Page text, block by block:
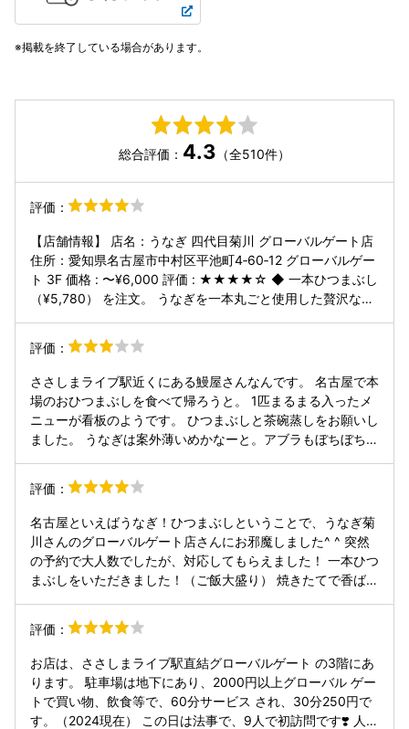
掲載を終了している場合があります。
総合評価： 4.3 （全510件）
評価：
【店舗情報】 店名：うなぎ 四代目菊川 グローバルゲート店
住所：愛知県名古屋市中村区平池町4‑60‑12 グローバルゲー
ト 3F 価格 : 〜¥6,000 評価 : ★★★★☆ ◆ 一本ひつまぶし
（¥5,780） を注文。 うなぎを一本丸ごと使用した贅沢なひ
成。 香ばしい皮目とふっくらした身の食感バランスが良く、
「外はカリッと、中は柔らかい」 提供される薬味・出汁・肝
吸いなどの付属品は、ひつまぶしらしい“食べ進め方の変
化”を楽しむうえで必要十分なセットになっており、一連の
ひつまぶしを堪能できる仕様になっている。 ￼ 価格帯はラン
チ・ディナー問わずやや高めの部類に入るものの、名古屋駅
周辺の鰻専門店として見ると食材・調理の質に見合った設
評価：
ささしまライブ駅近くにある鰻屋さんなんです。 名古屋で本
場のおひつまぶしを食べて帰ろうと。 1匹まるまる入ったメ
ニューが看板のようです。 ひつまぶしと茶碗蒸しをお願いし
ました。 うなぎは案外薄いめかなーと。アブラもぼちぼちく
しすぎたのかも、茶碗蒸しは鰻けっこう入ってまして、これ
はお得かなと。 ごちそうさまー。
評価：
名古屋といえばうなぎ！ひつまぶしということで、うなぎ菊
川さんのグローバルゲート店さんにお邪魔しました^ ^ 突然
の予約で大人数でしたが、対応してもらえました！ 一本ひつ
まぶしをいただきました！（ご飯大盛り） 焼きたてで香ばし
ゴリ名古屋系とは違う上品な感じです。 オーダーミスが多く
て注文の品がちがうとかというトラブルはありましたが、美
味しい時間になりました。 慣れてるスタッフさんと慣れてな
いスタッフさんがいる感じです。 基本的には気さくでいいス
タッフさんです。 うなぎは山椒かけた方がいい感じ^ ^ ご馳
走さまでした
評価：
お店は、ささしまライブ駅直結グローバルゲート の3階にあ
ります。 駐車場は地下にあり、2000円以上グローバル ゲー
トで買い物、飲食等で、60分サービス され、30分250円で
す。（2024現在） この日は法事で、9人で初訪問です❣️ 人数